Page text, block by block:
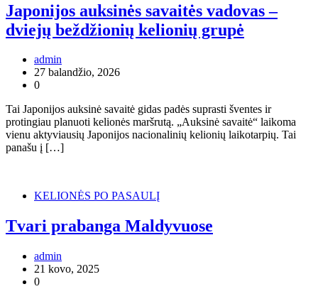
Japonijos auksinės savaitės vadovas –
dviejų beždžionių kelionių grupė
admin
27 balandžio, 2026
0
Tai Japonijos auksinė savaitė gidas padės suprasti šventes ir
protingiau planuoti kelionės maršrutą. „Auksinė savaitė“ laikoma
vienu aktyviausių Japonijos nacionalinių kelionių laikotarpių. Tai
panašu į […]
KELIONĖS PO PASAULĮ
Tvari prabanga Maldyvuose
admin
21 kovo, 2025
0